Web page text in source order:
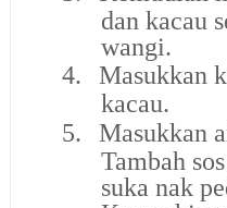
dan kacau
wangi.
4.
Masukkan
kacau.
5.
Masukkan
Tambah
suka nak